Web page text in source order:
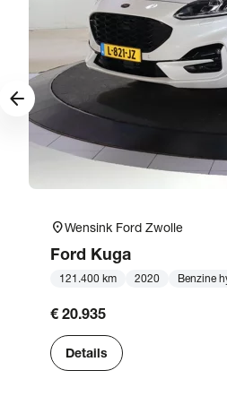
location_onWensink Ford Zwolle
Ford Kuga
121.400 km 2020 Benzine
€ 20.935
Details
arrow_forward